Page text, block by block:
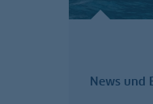
News und